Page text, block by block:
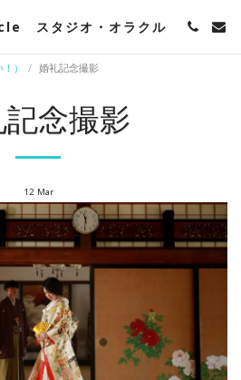
スタジオ・オラクル
） 婚礼記念撮影
念撮影
12 Mar